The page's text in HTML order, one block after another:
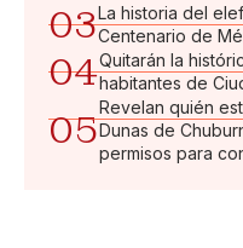
03La historia del
Centenario de
04Quitarán la
habitantes de
05
Revelan quién
Dunas de
permisos para